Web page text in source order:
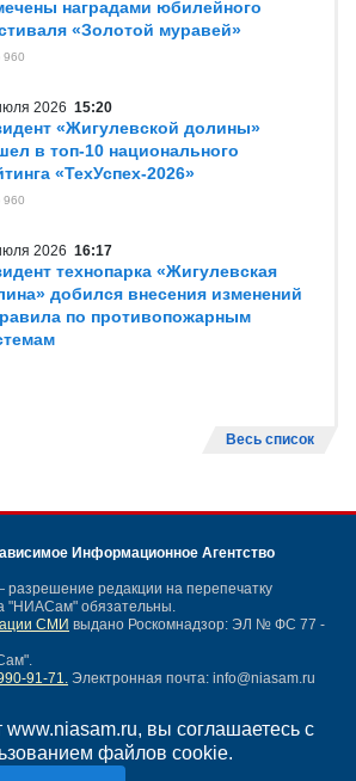
www.niasam.ru, вы соглашаетесь с
файлов cookie.
наградами юбилейного
«Золотой муравей»
960
2026 15:20
«Жигулевской долины»
в топ-10 национального
«ТехУспех-2026»
960
2026 16:17
технопарка «Жигулевская
добился внесения изменений
по противопожарным
Весь список
Информационное Агентство
редакции на перепечатку
"НИАСам" обязательны.
СМИ выдано Роскомнадзор: ЭЛ № ФС 77 -
91-71. Электронная почта: info@niasam.ru